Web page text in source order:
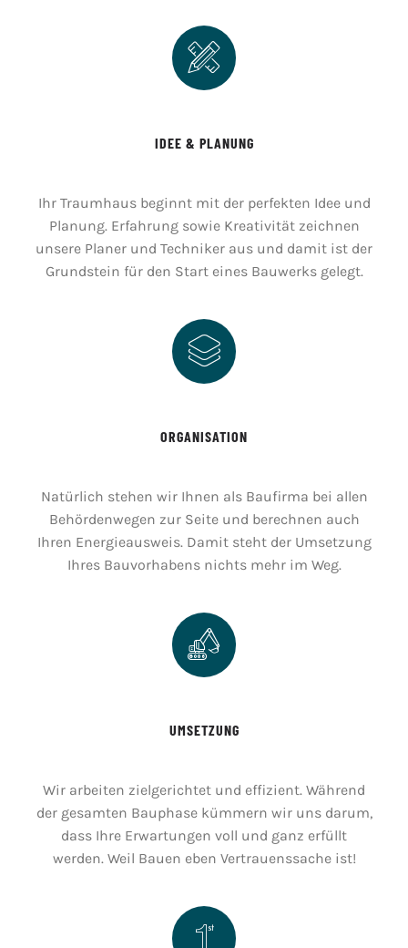
IDEE & PLANUNG
Ihr Traumhaus beginnt mit der perfekten Idee und
Planung. Erfahrung sowie Kreativität zeichnen
unsere Planer und Techniker aus und damit ist der
Grundstein für den Start eines Bauwerks gelegt.
ORGANISATION
Natürlich stehen wir Ihnen als Baufirma bei allen
Behördenwegen zur Seite und berechnen auch
Ihren Energieausweis. Damit steht der Umsetzung
Ihres Bauvorhabens nichts mehr im Weg.
UMSETZUNG
Wir arbeiten zielgerichtet und effizient. Während
der gesamten Bauphase kümmern wir uns darum,
dass Ihre Erwartungen voll und ganz erfüllt
werden. Weil Bauen eben Vertrauenssache ist!